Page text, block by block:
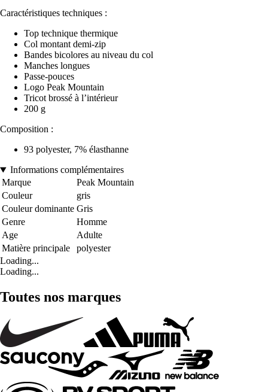
Caractéristiques techniques :
Top technique thermique
Col montant demi-zip
Bandes bicolores au niveau du col
Manches longues
Passe-pouces
Logo Peak Mountain
Tricot brossé à l’intérieur
200 g
Composition :
93 polyester, 7% élasthanne
Informations complémentaires
Marque
Peak Mountain
Couleur
gris
Couleur dominante Gris
Genre
Homme
Age
Adulte
Matière principale
polyester
Loading...
Loading...
Toutes nos marques